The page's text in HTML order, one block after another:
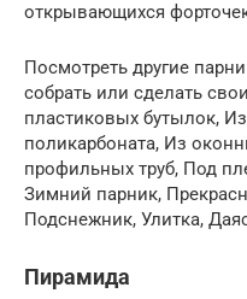
открывающихся
Посмотреть другие
собрать или сделать
пластиковых бутылок,
поликарбоната, Из
профильных труб, Под
Зимний парник,
Подснежник, Улитка,
Пирамида